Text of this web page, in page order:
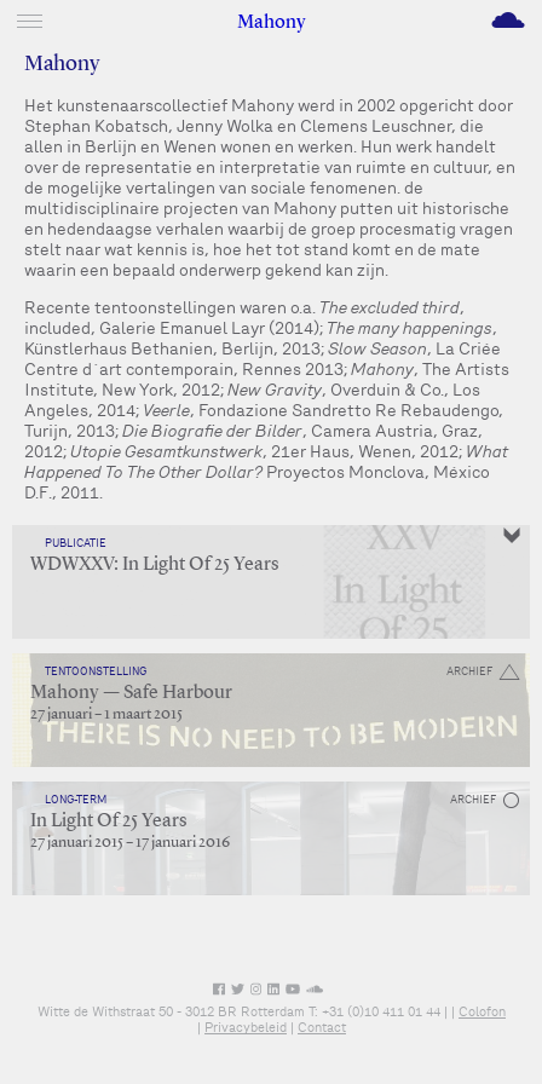
Mahony M
Mahony
Het kunstenaarscollectief Mahony werd in 2002 opgericht door
Stephan Kobatsch, Jenny Wolka en Clemens Leuschner, die
allen in Berlijn en Wenen wonen en werken. Hun werk handelt
over de representatie en interpretatie van ruimte en cultuur, en
de mogelijke vertalingen van sociale fenomenen. de
multidisciplinaire projecten van Mahony putten uit historische
en hedendaagse verhalen waarbij de groep procesmatig vragen
stelt naar wat kennis is, hoe het tot stand komt en de mate
waarin een bepaald onderwerp gekend kan zijn.
Recente tentoonstellingen waren o.a. The excluded third,
included, Galerie Emanuel Layr (2014); The many happenings,
Künstlerhaus Bethanien, Berlijn, 2013;Slow Season, La Criée
Centre d´art contemporain, Rennes 2013;Mahony, The Artists
Institute, New York, 2012;New Gravity, Overduin & Co., Los
Angeles, 2014; Veerle, Fondazione Sandretto Re Rebaudengo,
Turijn, 2013;Die Biografie der Bilder, Camera Austria, Graz,
2012;Utopie Gesamtkunstwerk, 21er Haus, Wenen, 2012; What
Happened To The Other Dollar?Proyectos Monclova, México
D.F., 2011.
PUBLICATIE
WDWXXV: In Light Of 25 Years
ARCHIEF
TENTOONSTELLING
Mahony — Safe Harbour
27 januari – 1 maart 2015
ARCHIEF
LONG-TERM
In Light Of 25 Years
27 januari 2015 – 17 januari 2016
Witte de Withstraat 50 - 3012 BR Rotterdam T: +31 (0)10 411 01 44 | | Colofon
| Privacybeleid| Contact